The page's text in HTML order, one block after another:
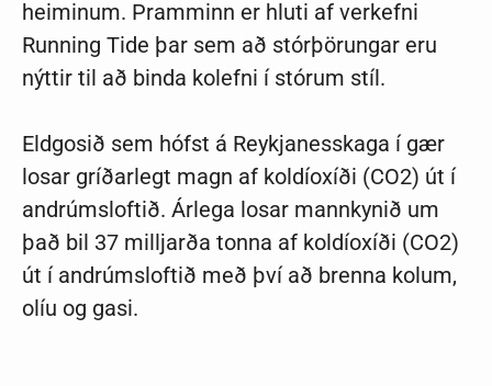
heiminum. Pramminn er hluti af verkefni
Running Tide þar sem að stórþörungar eru
nýttir til að binda kolefni í stórum stíl.
Eldgosið sem hófst á Reykjanesskaga í gær
losar gríðarlegt magn af koldí­oxíði (CO2) út í
and­rúms­loftið. Árlega losar mann­kynið um
það bil 37 millj­arða tonna af koldí­oxíði (CO2)
út í and­rúms­loftið með því að brenna kol­um,
olíu og gasi.